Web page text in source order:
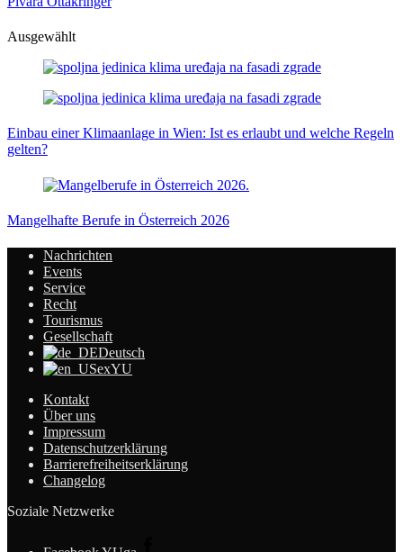
Ausgewählt
Einbau einer Klimaanlage in Wien: Ist es erlaubt und welche Regeln
gelten?
Mangelhafte Berufe in Österreich 2026
Nachrichten
Events
Service
Recht
Tourismus
Gesellschaft
Deutsch
exYU
Kontakt
Über uns
Impressum
Datenschutzerklärung
Barrierefreiheitserklärung
Changelog
Soziale Netzwerke